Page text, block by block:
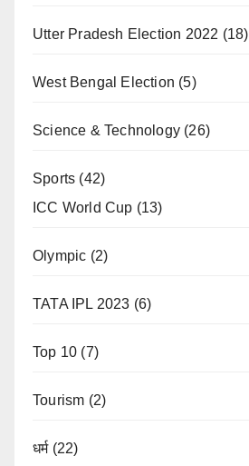
Utter Pradesh Election 2022 (18)
West Bengal Election (5)
Science & Technology (26)
Sports (42)
ICC World Cup (13)
Olympic (2)
TATA IPL 2023 (6)
Top 10 (7)
Tourism (2)
धर्म(22)